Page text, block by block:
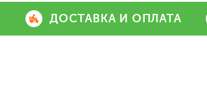
ДОСТАВКА И ОПЛАТА